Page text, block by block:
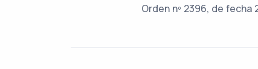
Orden nº 2396, de